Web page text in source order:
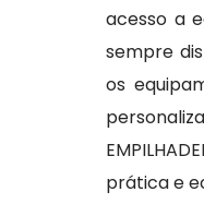
acesso a
sempre
os
prática e